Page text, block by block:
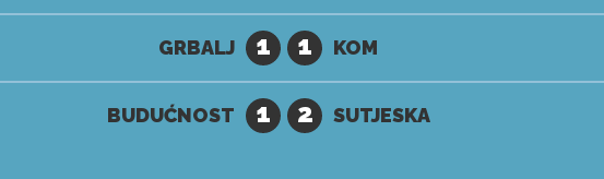
GRBALJ 1 1 KOM
BUDUĆNOST 1 2 SUTJESKA